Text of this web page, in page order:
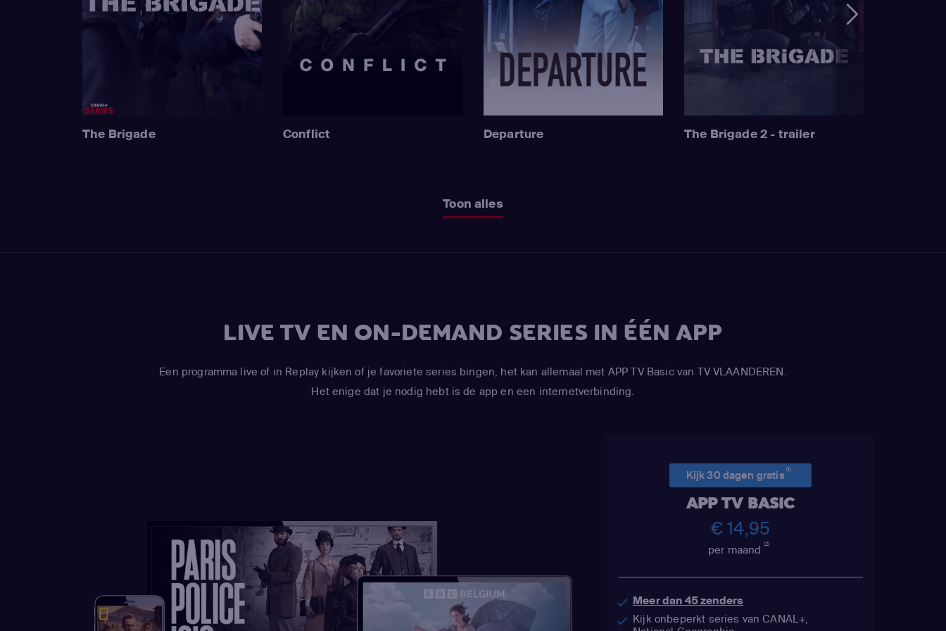
The Brigade Conflict Departure The Brigade 2 - trailer
Toon alles
LIVE TV EN ON-DEMAND SERIES IN ÉÉN APP
Een programma live of in Replay kijken of je favoriete series bingen, het kan allemaal met APP TV Basic van TV VLAANDEREN.
Het enige dat je nodig hebt is de app en een internetverbinding.
Kijk 30 dagen gratis(1)
APP TV BASIC
€ 14,95
per maand(2)
Meer dan 45 zenders
Kijk onbeperkt series van CANAL+,